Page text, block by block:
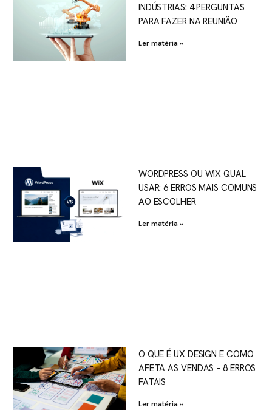
INDÚSTRIAS: 4 PERGUNTAS
PARA FAZER NA REUNIÃO
Ler matéria »
WORDPRESS OU WIX QUAL
USAR: 6 ERROS MAIS COMUNS
AO ESCOLHER
Ler matéria »
O QUE É UX DESIGN E COMO
AFETA AS VENDAS – 8 ERROS
FATAIS
Ler matéria »